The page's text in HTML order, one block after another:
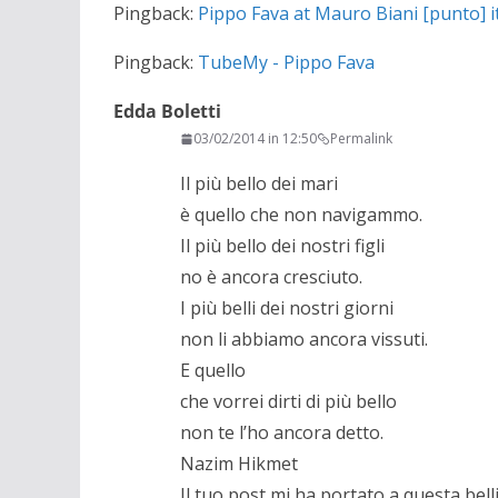
Pingback: Pippo Fava at Mauro Biani [punto]
Pingback: TubeMy - Pippo Fava
Edda Boletti
03/02/2014 in 12:50 Permalink
Il più bello dei mari
è quello che non navigammo.
Il più bello dei nostri figli
no è ancora cresciuto.
I più belli dei nostri giorni
non li abbiamo ancora vissuti.
E quello
che vorrei dirti di più bello
non te l’ho ancora detto.
Nazim Hikmet